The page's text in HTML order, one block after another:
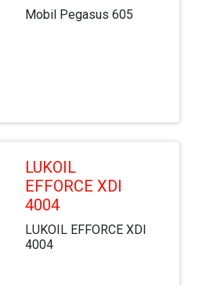
Mobil Pegasus 605
LUKOIL
EFFORСE XDI
4004
LUKOIL EFFORСE XDI
4004